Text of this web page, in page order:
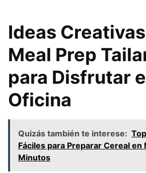
Ideas
Meal Prep
para Disfrutar
Oficina
Quizás también te interese:
Fáciles para Preparar Cereal en
Minutos